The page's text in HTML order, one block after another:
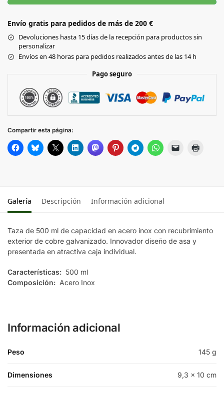
Envío gratis para pedidos de más de 200 €
Devoluciones hasta 15 días de la recepción para productos sin
personalizar
Envíos en 48 horas para pedidos realizados antes de las 14 h
Pago seguro
Compartir esta página:
Galería Descripción Información adicional
Taza de 500 ml de capacidad en acero inox con recubrimiento
exterior de cobre galvanizado. Innovador diseño de asa y
presentada en atractiva caja individual.
Características: 500 ml
Composición: Acero Inox
Información adicional
Peso 145 g
Dimensiones 9,3 × 10 cm